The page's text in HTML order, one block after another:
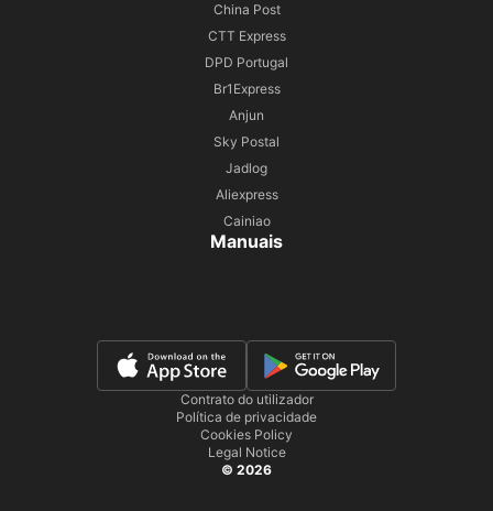
China Post
CTT Express
DPD Portugal
Br1Express
Anjun
Sky Postal
Jadlog
Aliexpress
Cainiao
Manuais
Contrato do utilizador
Política de privacidade
Cookies Policy
Legal Notice
© 2026